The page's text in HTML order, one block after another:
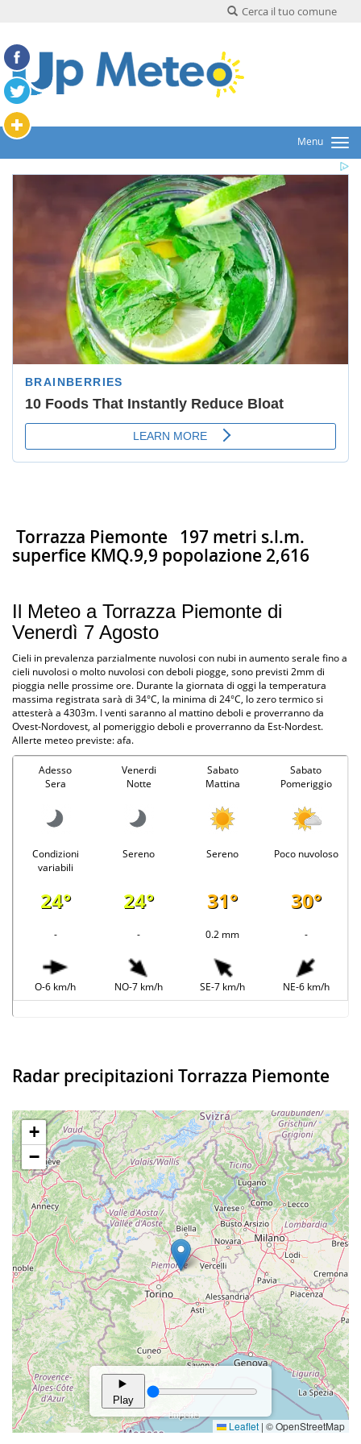
Cerca il tuo comune
Menu
Torrazza Piemonte 197 metri s.l.m.
superfice KMQ.9,9 popolazione 2,616
Il Meteo a Torrazza Piemonte di
Venerdì 7 Agosto
Cieli in prevalenza parzialmente nuvolosi con nubi in aumento serale fino a
cieli nuvolosi o molto nuvolosi con deboli piogge, sono previsti 2mm di
pioggia nelle prossime ore. Durante la giornata di oggi la temperatura
massima registrata sarà di 34°C, la minima di 24°C, lo zero termico si
attesterà a 4303m. I venti saranno al mattino deboli e proverranno da
Ovest-Nordovest, al pomeriggio deboli e proverranno da Est-Nordest.
Allerte meteo previste: afa.
Adesso
Sera
Venerdi
Notte
Sabato
Mattina
Sabato
Pomeriggio
Condizioni
variabili
Sereno Sereno Poco nuvoloso
24° 24° 31° 30°
- - 0.2 mm -
O-6 km/h NO-7 km/h SE-7 km/h NE-6 km/h
Radar precipitazioni Torrazza Piemonte